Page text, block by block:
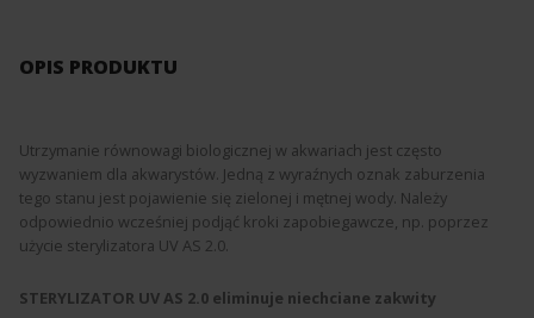
OPIS PRODUKTU
Utrzymanie równowagi biologicznej w akwariach jest często
wyzwaniem dla akwarystów. Jedną z wyraźnych oznak zaburzenia
tego stanu jest pojawienie się zielonej i mętnej wody. Należy
odpowiednio wcześniej podjąć kroki zapobiegawcze, np. poprzez
użycie sterylizatora UV AS 2.0.
STERYLIZATOR UV AS 2.0 eliminuje niechciane zakwity